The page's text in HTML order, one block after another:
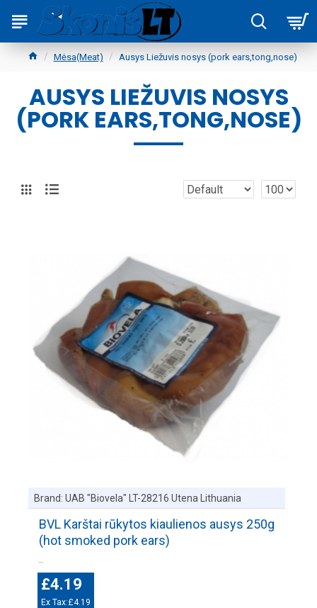
Mėsa(Meat) Ausys Liežuvis nosys (pork ears,tong,nose)
AUSYS LIEŽUVIS NOSYS
(PORK EARS,TONG,NOSE)
Brand: UAB "Biovela" LT-28216 Utena Lithuania
BVL Karštai rūkytos kiaulienos ausys 250g
(hot smoked pork ears)
£4.19
Ex Tax:£4.19